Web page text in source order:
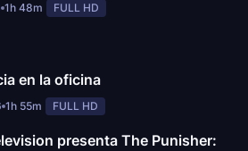
1h 48m FULL HD
en la oficina
1h 55m FULL HD
presenta The Punisher: